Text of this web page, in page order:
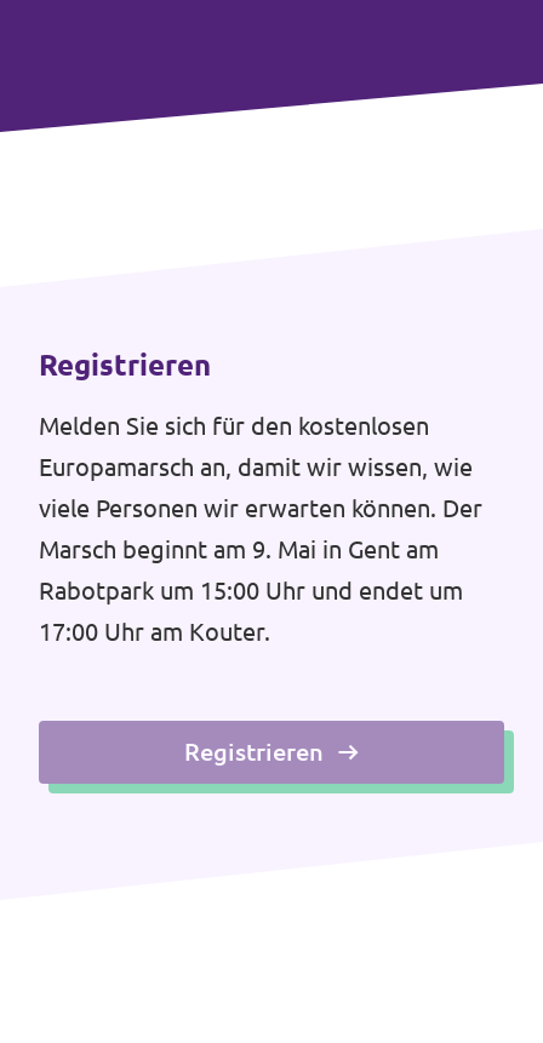
Vrijwilliger
Website Volt Belgien
Registrieren
Melden Sie sich für den kostenlosen
Europamarsch an, damit wir wissen, wie
viele Personen wir erwarten können. Der
Marsch beginnt am 9. Mai in Gent am
Rabotpark um 15:00 Uhr und endet um
17:00 Uhr am Kouter.
Registrieren